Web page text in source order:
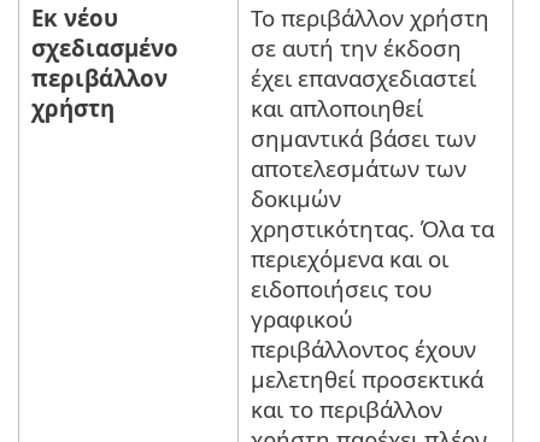
Εκ νέου
σχεδιασμένο
περιβάλλον
χρήστη
Το περιβάλλον χρήστη
σε αυτή την έκδοση
έχει επανασχεδιαστεί
και απλοποιηθεί
σημαντικά βάσει των
αποτελεσμάτων των
δοκιμών
χρηστικότητας. Όλα τα
περιεχόμενα και οι
ειδοποιήσεις του
γραφικού
περιβάλλοντος έχουν
μελετηθεί προσεκτικά
και το περιβάλλον